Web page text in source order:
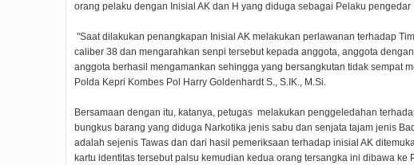
orang pelaku dengan Inisial AK dan H yang diduga sebagai Pelaku
"Saat dilakukan penangkapan Inisial AK melakukan perlawanan terhadap
caliber 38 dan mengarahkan senpi tersebut kepada anggota, anggota
anggota berhasil mengamankan sehingga yang bersangkutan tidak sempat
Polda Kepri Kombes Pol Harry Goldenhardt S., S.IK., M.Si.
Bersamaan dengan itu, katanya, petugas melakukan penggeledahan
bungkus barang yang diduga Narkotika jenis sabu dan senjata tajam jenis
adalah sejenis Tawas dan dari hasil pemeriksaan terhadap inisial AK
kartu identitas tersebut palsu kemudian kedua orang tersangka ini dibawa